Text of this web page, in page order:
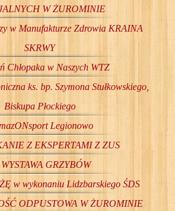
W ŻUROMINIE
w Manufakturze Zdrowia KRAINA
SKRWY
Chłopaka w Naszych WTZ
ks. bp. Szymona Stułkowskiego,
Biskupa Płockiego
Legionowo
Z EKSPERTAMI Z ZUS
WYSTAWA GRZYBÓW
w wykonaniu Lidzbarskiego ŚDS
ODPUSTOWA W ŻUROMINIE